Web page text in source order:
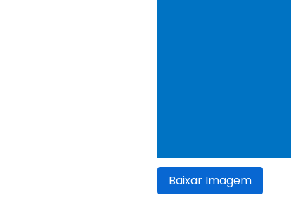
Baixar Imagem